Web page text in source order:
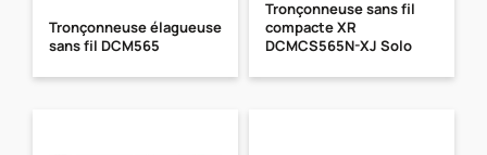
Tronçonneuse élagueuse
sans fil DCM565
Tronçonneuse sans fil
compacte XR
DCMCS565N-XJ Solo